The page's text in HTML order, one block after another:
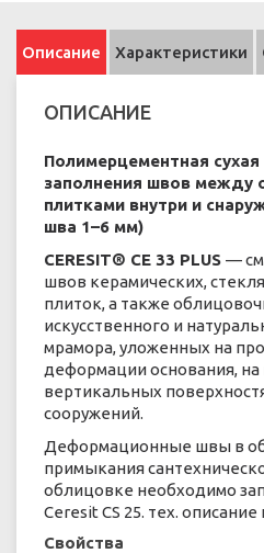
Описание Характеристики
ОПИСАНИЕ
Полимерцементная
заполнения швов между
плитками внутри и
шва 1–6 мм)
CERESIT® СЕ 33 PLUS —
швов керамических,
плиток, а также
искусственного и
мрамора, уложенных на
деформации основания,
вертикальных
сооружений.
Деформационные швы в
примыкания
облицовке необходимо
Ceresit CS 25. тех. описание
Свойства